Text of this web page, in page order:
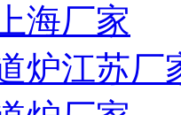
海厂家
炉江苏厂